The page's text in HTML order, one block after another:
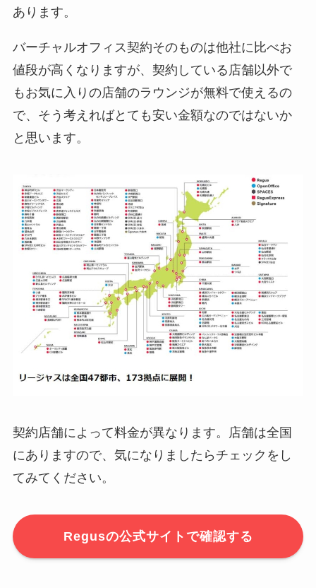
あります。
バーチャルオフィス契約そのものは他社に比べお
値段が高くなりますが、契約している店舗以外で
もお気に入りの店舗のラウンジが無料で使えるの
で、そう考えればとても安い金額なのではないか
と思います。
契約店舗によって料金が異なります。店舗は全国
にありますので、気になりましたらチェックをし
てみてください。
Regusの公式サイトで確認する